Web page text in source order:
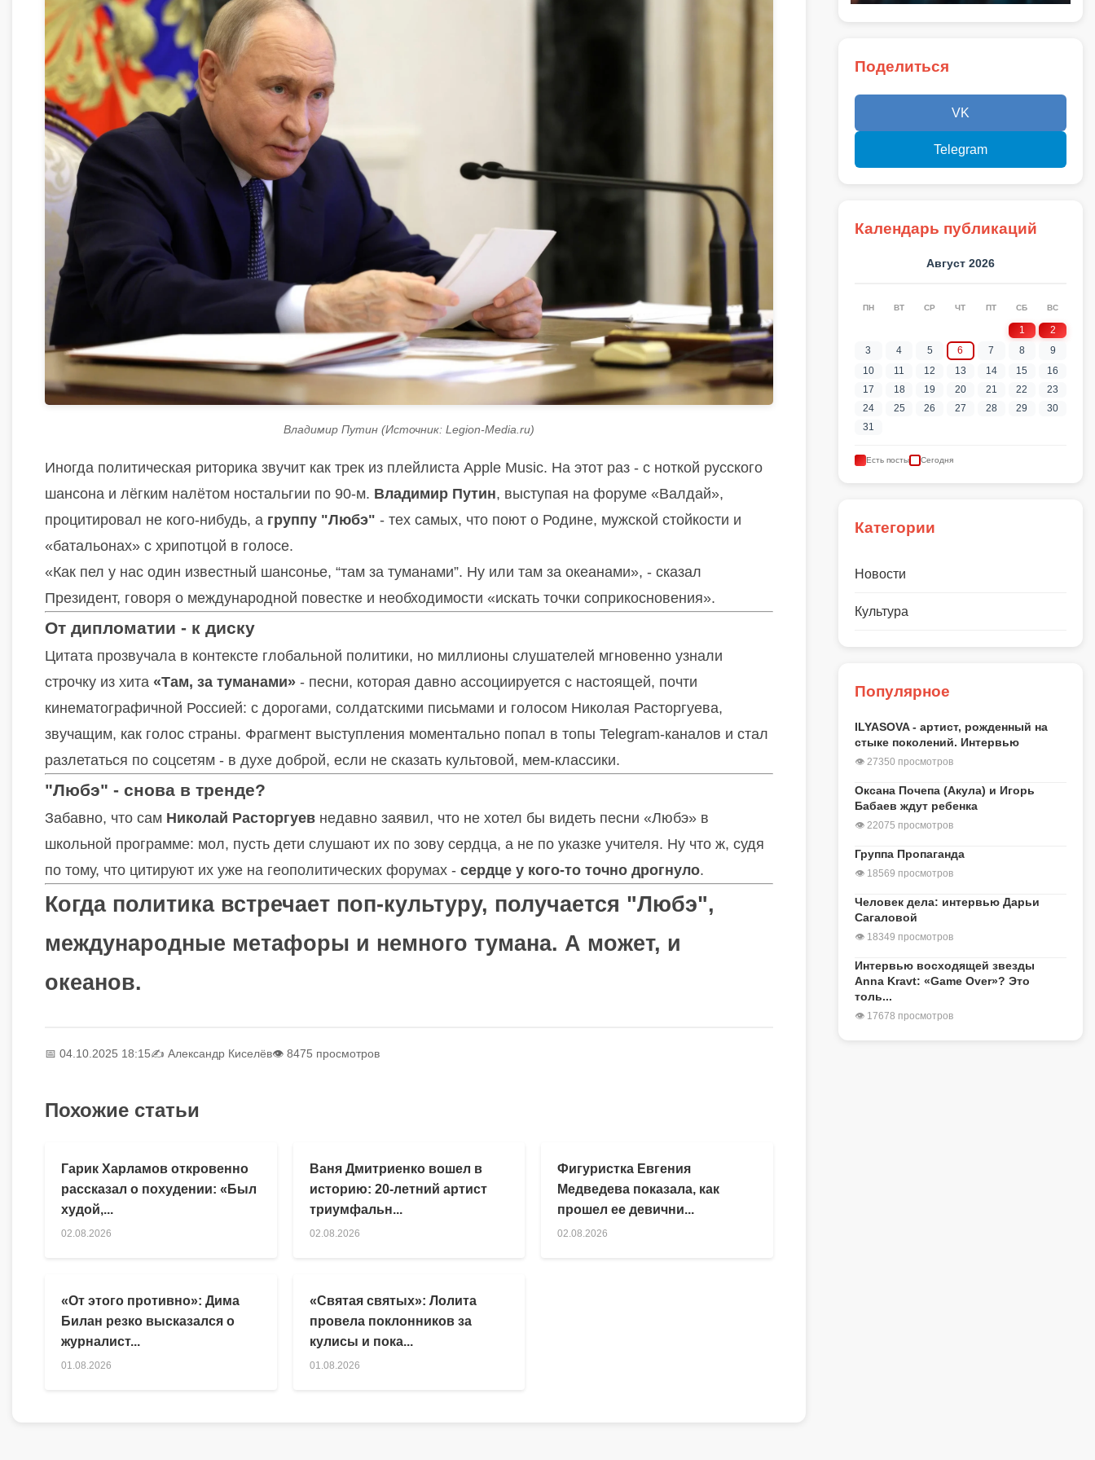
Владимир Путин (Источник: Legion-Media.ru)
Иногда политическая риторика звучит как трек из плейлиста Apple Music. На этот раз - с ноткой русского
шансона и лёгким налётом ностальгии по 90-м. Владимир Путин, выступая на форуме «Валдай»,
процитировал не кого-нибудь, а группу "Любэ" - тех самых, что поют о Родине, мужской стойкости и
«батальонах» с хрипотцой в голосе.
«Как пел у нас один известный шансонье, “там за туманами”. Ну или там за океанами», - сказал
Президент, говоря о международной повестке и необходимости «искать точки соприкосновения».
От дипломатии - к диску
Цитата прозвучала в контексте глобальной политики, но миллионы слушателей мгновенно узнали
строчку из хита «Там, за туманами» - песни, которая давно ассоциируется с настоящей, почти
кинематографичной Россией: с дорогами, солдатскими письмами и голосом Николая Расторгуева,
звучащим, как голос страны. Фрагмент выступления моментально попал в топы Telegram-каналов и стал
разлетаться по соцсетям - в духе доброй, если не сказать культовой, мем-классики.
"Любэ" - снова в тренде?
Забавно, что сам Николай Расторгуев недавно заявил, что не хотел бы видеть песни «Любэ» в
школьной программе: мол, пусть дети слушают их по зову сердца, а не по указке учителя. Ну что ж, судя
по тому, что цитируют их уже на геополитических форумах - сердце у кого-то точно дрогнуло.
Когда политика встречает поп-культуру, получается "Любэ",
международные метафоры и немного тумана. А может, и
океанов.
📅 04.10.2025 18:15✍️ Александр Киселёв👁 8475 просмотров
Похожие статьи
Гарик Харламов откровенно
рассказал о похудении: «Был
худой,...
02.08.2026
Ваня Дмитриенко вошел в
историю: 20-летний артист
триумфальн...
02.08.2026
Фигуристка Евгения
Медведева показала, как
прошел ее девични...
02.08.2026
«От этого противно»: Дима
Билан резко высказался о
журналист...
01.08.2026
«Святая святых»: Лолита
провела поклонников за
кулисы и пока...
01.08.2026
Поделиться
VK
Telegram
Календарь публикаций
Август 2026
ПН ВТ СР ЧТ ПТ СБ ВС
1
2
3
4 5 6 7 8
9
10
11 12 13 14 15
16
17
18 19 20 21 22
23
24
25 26 27 28 29
30
31
Есть посты Сегодня
Категории
Новости
Культура
Популярное
ILYASOVA - артист, рожденный на
стыке поколений. Интервью
👁 27350 просмотров
Оксана Почепа (Акула) и Игорь
Бабаев ждут ребенка
👁 22075 просмотров
Группа Пропаганда
👁 18569 просмотров
Человек дела: интервью Дарьи
Сагаловой
👁 18349 просмотров
Интервью восходящей звезды
Anna Kravt: «Game Over»? Это
толь...
👁 17678 просмотров